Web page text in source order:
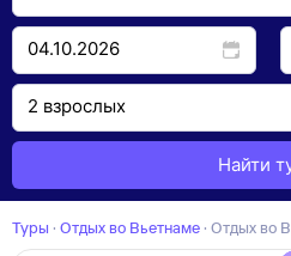
Найти
Туры · Отдых во Вьетнаме · Отдых во